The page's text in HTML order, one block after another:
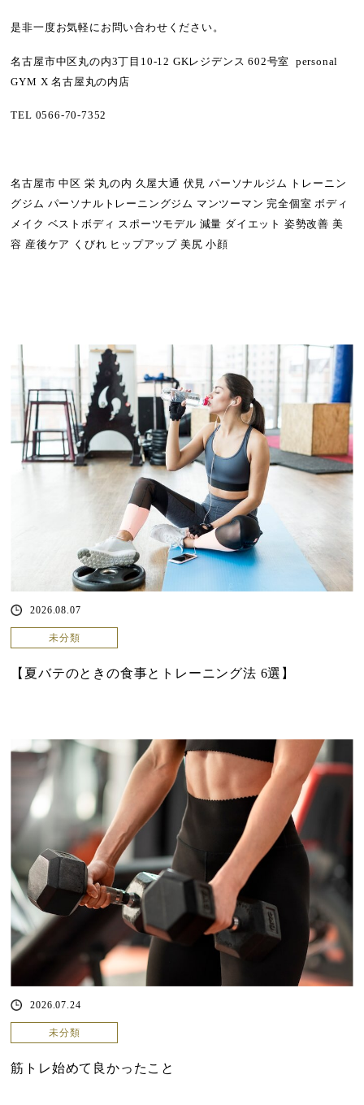
是非一度お気軽にお問い合わせください。
名古屋市中区丸の内3丁目10-12 GKレジデンス 602号室 personal
GYM X 名古屋丸の内店
TEL 0566-70-7352
名古屋市 中区 栄 丸の内 久屋大通 伏見 パーソナルジム トレーニン
グジム パーソナルトレーニングジム マンツーマン 完全個室 ボディ
メイク ベストボディ スポーツモデル 減量 ダイエット 姿勢改善 美
容 産後ケア くびれ ヒップアップ 美尻 小顔
2026.08.07
未分類
【夏バテのときの食事とトレーニング法 6選】
2026.07.24
未分類
筋トレ始めて良かったこと